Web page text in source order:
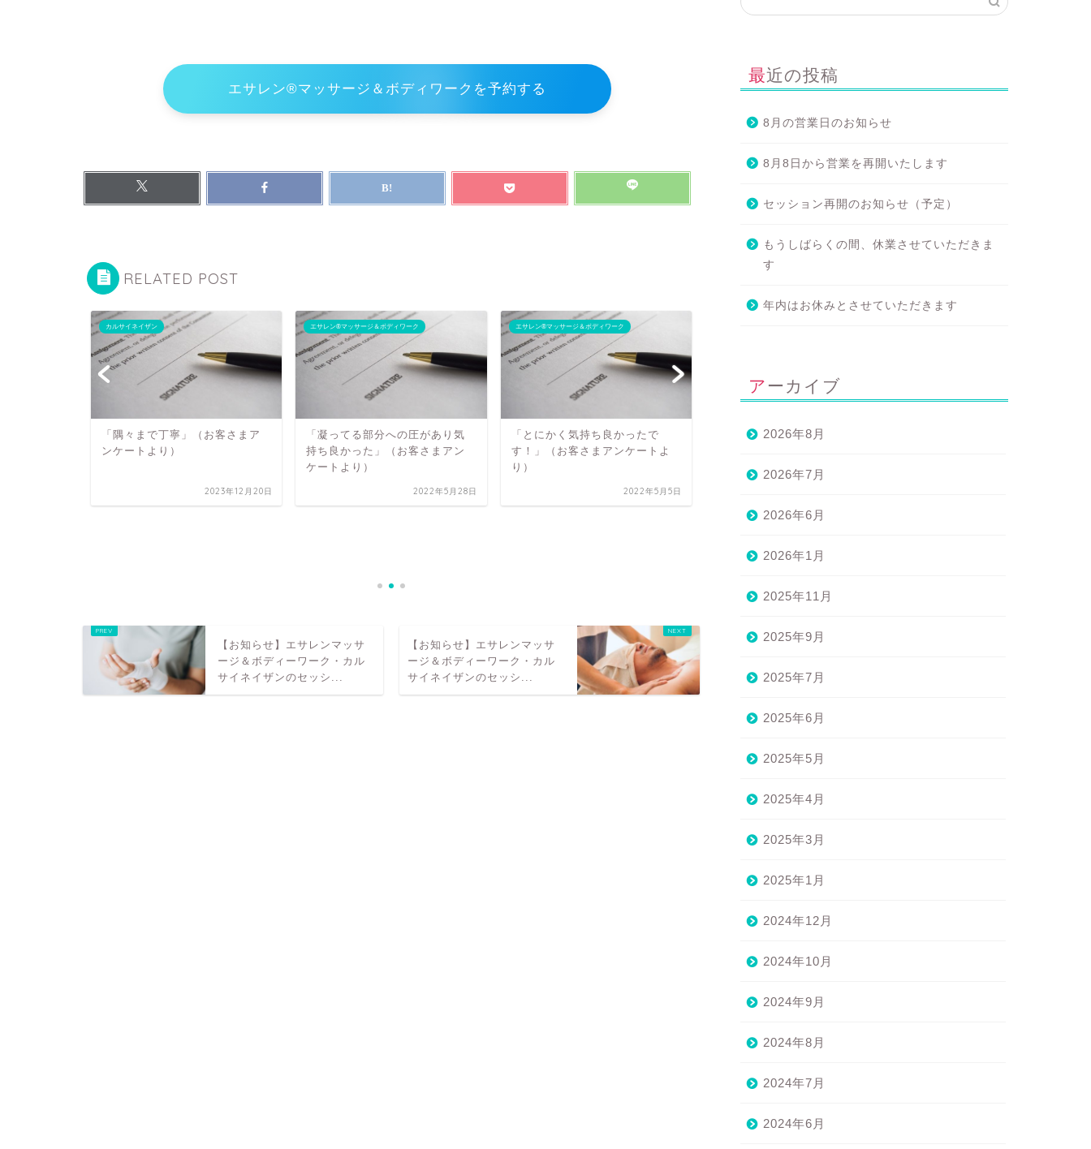
エサレン®マッサージ＆ボディワークを予約する
RELATED POST
カルサイネイザン
「隅々まで丁寧」（お客さまア
ンケートより）
2023年12月20日
エサレン®マッサージ＆ボディワーク
「凝ってる部分への圧があり気
持ち良かった」（お客さまアン
ケートより）
2022年5月28日
エサレン®マッサージ＆ボディワーク
「とにかく気持ち良かったで
す！」（お客さまアンケートよ
り）
2022年5月5日
「隅々まで丁寧」（お客さまア
2023年12月20日
【お知らせ】エサレンマッサ
ージ＆ボディーワーク・カル
サイネイザンのセッシ...
【お知らせ】エサレンマッサ
ージ＆ボディーワーク・カル
サイネイザンのセッシ...
最近の投稿
8月の営業日のお知らせ
8月8日から営業を再開いたします
セッション再開のお知らせ（予定）
もうしばらくの間、休業させていただきま
す
年内はお休みとさせていただきます
アーカイブ
2026年8月
2026年7月
2026年6月
2026年1月
2025年11月
2025年9月
2025年7月
2025年6月
2025年5月
2025年4月
2025年3月
2025年1月
2024年12月
2024年10月
2024年9月
2024年8月
2024年7月
2024年6月